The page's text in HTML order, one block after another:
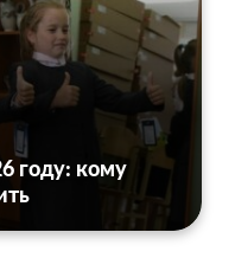
году: кому